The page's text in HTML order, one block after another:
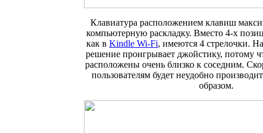
Клавиатура расположением клавиш
компьютерную раскладку. Вместо 4-х
как в Kindle Wi-Fi, имеются 4 стрелочки.
решение проигрывает джойстику, потому
расположены очень близко к соседним.
пользователям будет неудобно
образом.